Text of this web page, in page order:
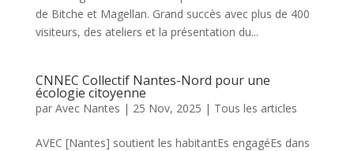
de Bitche et Magellan. Grand succès avec plus de 400
visiteurs, des ateliers et la présentation du...
CNNEC Collectif Nantes-Nord pour une
écologie citoyenne
par Avec Nantes | 25 Nov, 2025 | Tous les articles
AVEC [Nantes] soutient les habitantEs engagéEs dans